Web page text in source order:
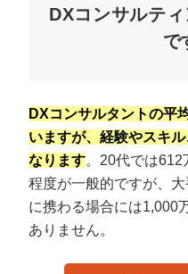
DXコンサルテ
で
DXコンサルタントの平
いますが、経験やスキ
なります。20代では612
程度が一般的ですが、
に携わる場合には1,000
ありません。